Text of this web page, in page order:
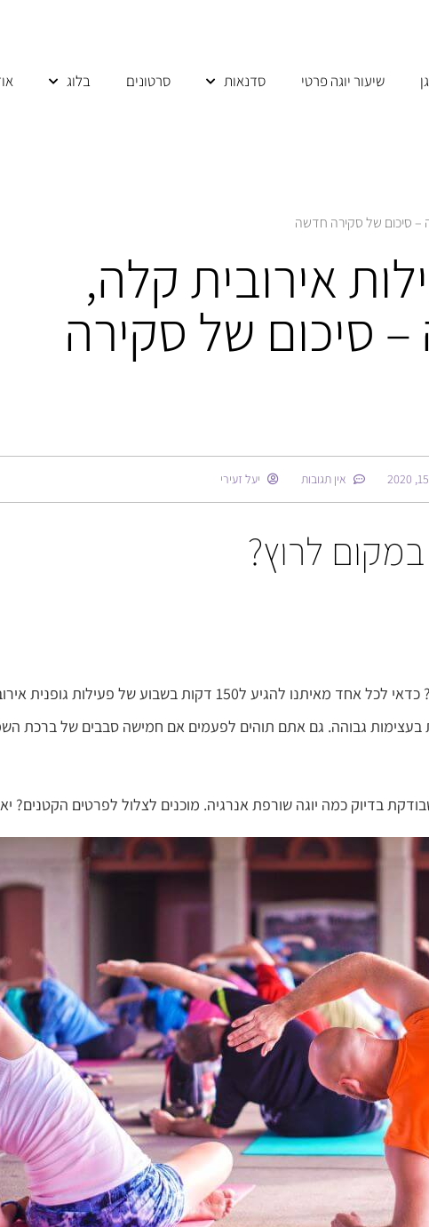
שיעור יוגה פרטי סדנאות סרטונים בלוג
– סיכום של סקירה חדשה
אירובית קלה,
– סיכום של סקירה
אין תגובות יעל זעירי
לרוץ?
מכירים את ההמלצה של כל ארגוני הבריאות העולמיים? כדאי לכל אחד מאיתנו להגיע ל150 דקות בשבוע של פעילות
פעילות גופנית בעצימות גבוהה. גם אתם תוהים לפעמים אם חמישה סבבים של ברכת